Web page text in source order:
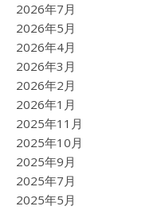
2026年7月
2026年5月
2026年4月
2026年3月
2026年2月
2026年1月
2025年11月
2025年10月
2025年9月
2025年7月
2025年5月